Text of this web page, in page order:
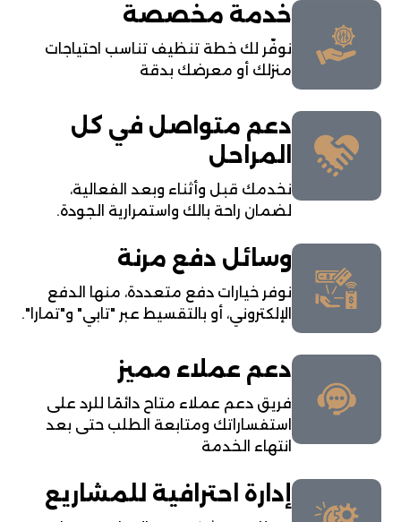
خدمة مخصصة
نوفّر لك خطة تنظيف تناسب احتياجات
منزلك أو معرضك بدقة
دعم متواصل في كل
المراحل
نخدمك قبل وأثناء وبعد الفعالية،
لضمان راحة بالك واستمرارية الجودة.
وسائل دفع مرنة
نوفر خيارات دفع متعددة، منها الدفع
الإلكتروني، أو بالتقسيط عبر "تابي" و"تمارا".
دعم عملاء مميز
فريق دعم عملاء متاح دائمًا للرد على
استفساراتك ومتابعة الطلب حتى بعد
انتهاء الخدمة
إدارة احترافية للمشاريع